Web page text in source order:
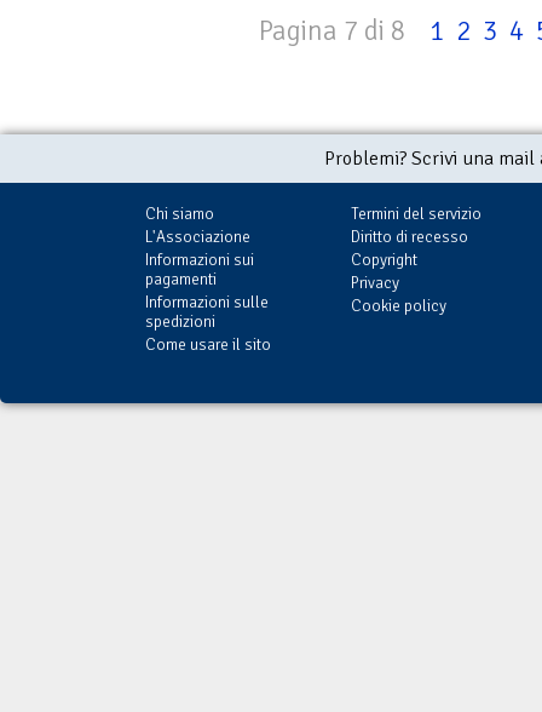
Pagina 7 di 8 1 2 3 4
Problemi? Scrivi una
Chi siamo
L'Associazione
Informazioni sui
pagamenti
Informazioni sulle
spedizioni
Come usare il sito
Termini del servizio
Diritto di recesso
Copyright
Privacy
Cookie policy